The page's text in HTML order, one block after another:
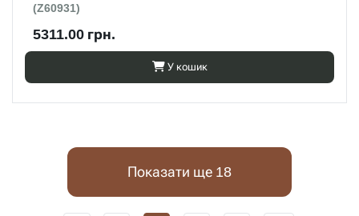
(Z60931)
5311.00 грн.
У кошик
Показати ще 18